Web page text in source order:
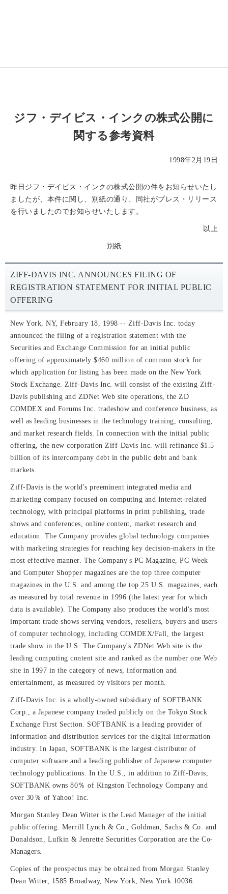
ジフ・デイビス・インクの株式公開に
関する参考資料
1998年2月19日
昨日ジフ・デイビス・インクの株式公開の件をお知らせいたし
ましたが、本件に関し、別紙の通り、同社がプレス・リリース
を行いましたのでお知らせいたします。
以上
別紙
ZIFF-DAVIS INC. ANNOUNCES FILING OF
REGISTRATION STATEMENT FOR INITIAL PUBLIC
OFFERING
New York, NY, February 18, 1998 -- Ziff-Davis Inc. today
announced the filing of a registration statement with the
Securities and Exchange Commission for an initial public
offering of approximately $460 million of common stock for
which application for listing has been made on the New York
Stock Exchange. Ziff-Davis Inc. will consist of the existing Ziff-
Davis publishing and ZDNet Web site operations, the ZD
COMDEX and Forums Inc. tradeshow and conference business, as
well as leading businesses in the technology training, consulting,
and market research fields. In connection with the initial public
offering, the new corporation Ziff-Davis Inc. will refinance $1.5
billion of its intercompany debt in the public debt and bank
markets.
Ziff-Davis is the world's preeminent integrated media and
marketing company focused on computing and Internet-related
technology, with principal platforms in print publishing, trade
shows and conferences, online content, market research and
education. The Company provides global technology companies
with marketing strategies for reaching key decision-makers in the
most effective manner. The Company's PC Magazine, PC Week
and Computer Shopper magazines are the top three computer
magazines in the U.S. and among the top 25 U.S. magazines, each
as measured by total revenue in 1996 (the latest year for which
data is available). The Company also produces the world's most
important trade shows serving vendors, resellers, buyers and users
of computer technology, including COMDEX/Fall, the largest
trade show in the U.S. The Company's ZDNet Web site is the
leading computing content site and ranked as the number one Web
site in 1997 in the category of news, information and
entertainment, as measured by visitors per month.
Ziff-Davis Inc. is a wholly-owned subsidiary of SOFTBANK
Corp., a Japanese company traded publicly on the Tokyo Stock
Exchange First Section. SOFTBANK is a leading provider of
information and distribution services for the digital information
industry. In Japan, SOFTBANK is the largest distributor of
computer software and a leading publisher of Japanese computer
technology publications. In the U.S., in addition to Ziff-Davis,
SOFTBANK owns 80％ of Kingston Technology Company and
over 30％ of Yahoo! Inc.
Morgan Stanley Dean Witter is the Lead Manager of the initial
public offering. Merrill Lynch & Co., Goldman, Sachs & Co. and
Donaldson, Lufkin & Jenrette Securities Corporation are the Co-
Managers.
Copies of the prospectus may be obtained from Morgan Stanley
Dean Witter, 1585 Broadway, New York, New York 10036.